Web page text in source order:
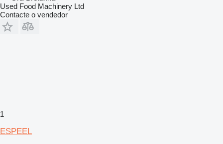
Used Food Machinery Ltd
Contacte o vendedor
1
ESPEEL